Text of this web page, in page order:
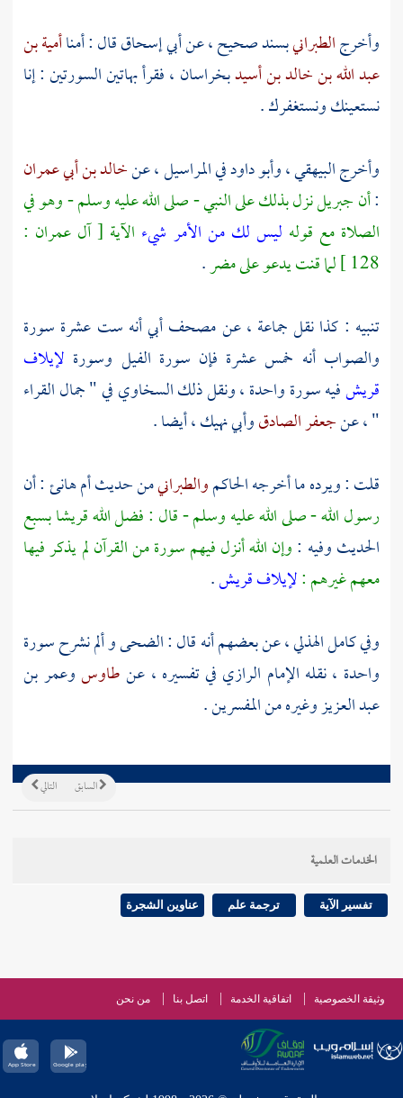
وأخرجالطبرانيبسند صحيح ، عنأبي إسحاققال : أمناأمية بن
عبد الله بن خالد بن أسيدبخراسان ، فقرأ بهاتين السورتين : إنا
نستعينك ونستغفرك .
وأخرجالبيهقي،وأبو داودفي المراسيل ، عنخالد بن أبي عمران
:أنجبريلنزل بذلك على النبي - صلى الله عليه وسلم - وهو في
الصلاة مع قوله ليس لك من الأمر شيء الآية [ آل عمران :
128 ] لما قنت يدعو على
مضر.
تنبيه : كذا نقل جماعة ، عن مصحفأبيأنه ست عشرة سورة
والصواب أنه خمس عشرة فإن سورة الفيل وسورة لإيلاف
قريشفيه سورة واحدة ، ونقل ذلكالسخاويفي " جمال القراء
" ، عنجعفر الصادقوأبي نهيك، أيضا .
قلت : ويرده ما أخرجهالحاكموالطبرانيمن حديثأم هانئ: أن
رسول الله - صلى الله عليه وسلم - قال : فضل اللهقريشابسبع
الحديث وفيه :وإن الله أنزل فيهم سورة من القرآن لم يذكر فيها
معهم غيرهم :لإيلاف قريش.
وفيكامل الهذلي ،عن بعضهم أنه قال : الضحى و ألم نشرح سورة
واحدة ، نقله الإمام الرازي في تفسيره ، عنطاوسوعمر بن
عبد العزيز وغيره من المفسرين .
التالي السابق
الخدمات العلمية
تفسير الآية ترجمة علم عناوين الشجرة
وثيقة الخصوصية اتفاقية الخدمة اتصل بنا من نحن